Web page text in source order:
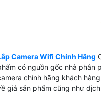
hưởng đúng các
sản phẩm của nhà
không hài lòng về
nhà sản xuất.
tại An Thành Phát
Camera Wifi Chính Hãng
có nguồn gốc nhà phân
chính hãng khách
giá sản phẩm cũng như